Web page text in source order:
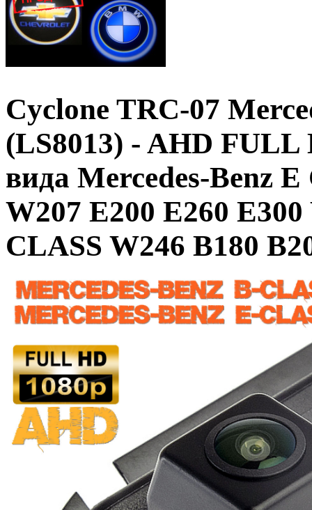
Cyclone TRC-07
(LS8013) - AHD FULL
вида Mercedes-Benz
W207 E200 E260
CLASS W246 B180